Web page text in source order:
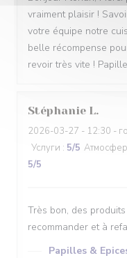
vraiment plaisir !
votre équipe notre
belle récompense
revoir très vite !
Stéphanie L
2026-03-27 - 12:30 -
Услуги : 5/5
5/5
Très bon, des
recommander et à
Papilles &